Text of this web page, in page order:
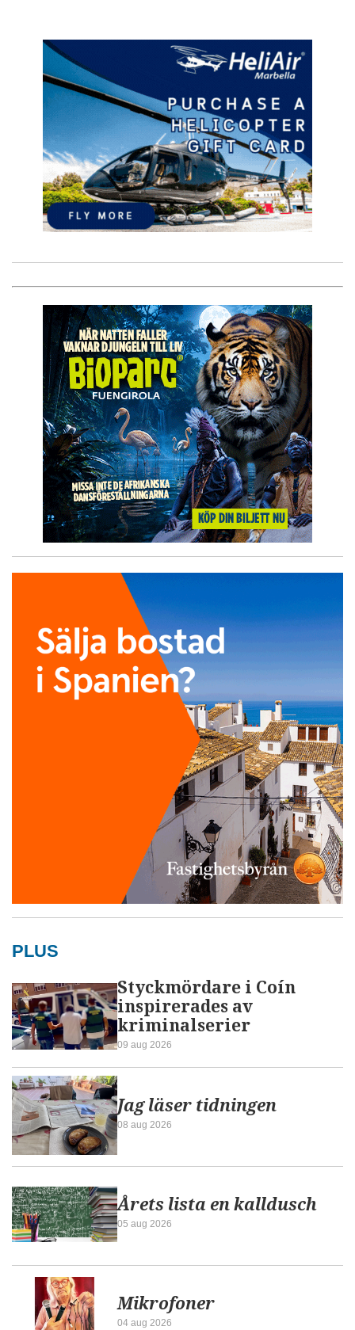
PLUS
Styckmördare i Coín
inspirerades av
kriminalserier
09 aug 2026
Jag läser tidningen
08 aug 2026
Årets lista en kalldusch
05 aug 2026
Mikrofoner
04 aug 2026